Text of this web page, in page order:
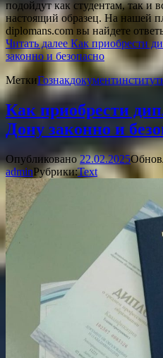
подойдут как студентам, так
настоящий образец. На нашей
diplomans.com вы найдете
Читать далее Как приобрести
законно и безопасно
МеткиГознакдокументинститут
Как приобрести
Дону законно и
Опубликовано22.02.2025
adminРубрики:Text